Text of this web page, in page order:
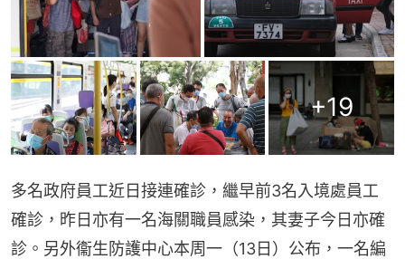
+19
多名政府員工近日接連確診，繼早前3名入境處員工
確診，昨日亦有一名海關職員感染，其妻子今日亦確
診。另外衞生防護中心本周一（13日）公布，一名編